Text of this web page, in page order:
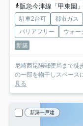
阪急今津線「甲東園
駐車2台可 都市ガス
バリアフリー
ウォー
新築
尼崎西昆陽郵便局まで徒
の一部を物干しスペース
見る
新築一戸建